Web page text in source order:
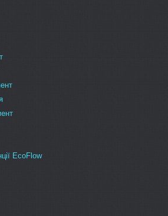
EcoFlow